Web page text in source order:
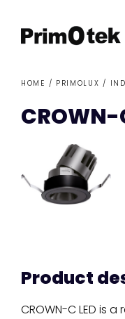
HOME / PRIMOLUX /
Product
CROWN-C LED is